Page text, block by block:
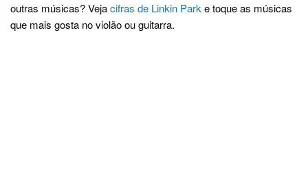
outras músicas? Vejacifras de Linkin Parke toque as músicas
que mais gosta no violão ou guitarra.